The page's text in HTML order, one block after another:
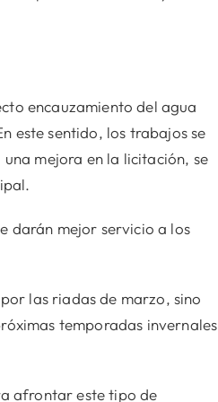
encauzamiento del agua
este sentido, los trabajos se
mejora en la licitación, se
darán mejor servicio a los
las riadas de marzo, sino
temporadas invernales
afrontar este tipo de